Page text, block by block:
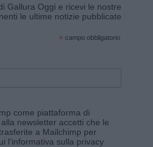
Gallura Oggi e ricevi le nostre
le ultime notizie pubblicate
* campo obbligatorio
come piattaforma di
newsletter accetti che le
a Mailchimp per
l'informativa sulla privacy